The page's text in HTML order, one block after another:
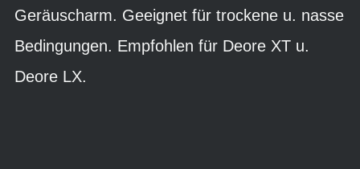
Geräuscharm. Geeignet für trockene u. nasse
Bedingungen. Empfohlen für Deore XT u.
Deore LX.